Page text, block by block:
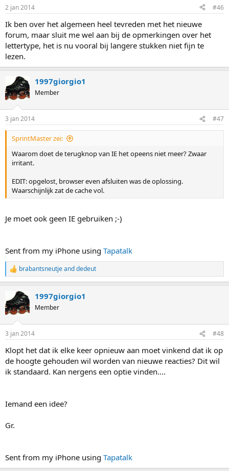
2 jan 2014 #46
Ik ben over het algemeen heel tevreden met het nieuwe
forum, maar sluit me wel aan bij de opmerkingen over het
lettertype, het is nu vooral bij langere stukken niet fijn te
lezen.
1997giorgio1
Member
3 jan 2014 #47
SprintMaster zei:
Waarom doet de terugknop van IE het opeens niet meer? Zwaar
irritant.
EDIT: opgelost, browser even afsluiten was de oplossing.
Waarschijnlijk zat de cache vol.
Je moet ook geen IE gebruiken ;-)
Sent from my iPhone using Tapatalk
R
e
t
i
n
s
brabantsneutjeanddedeut
1997giorgio1
Member
3 jan 2014 #48
Klopt het dat ik elke keer opnieuw aan moet vinkend dat ik op
de hoogte gehouden wil worden van nieuwe reacties? Dit wil
ik standaard. Kan nergens een optie vinden....
Iemand een idee?
Gr.
Sent from my iPhone using Tapatalk